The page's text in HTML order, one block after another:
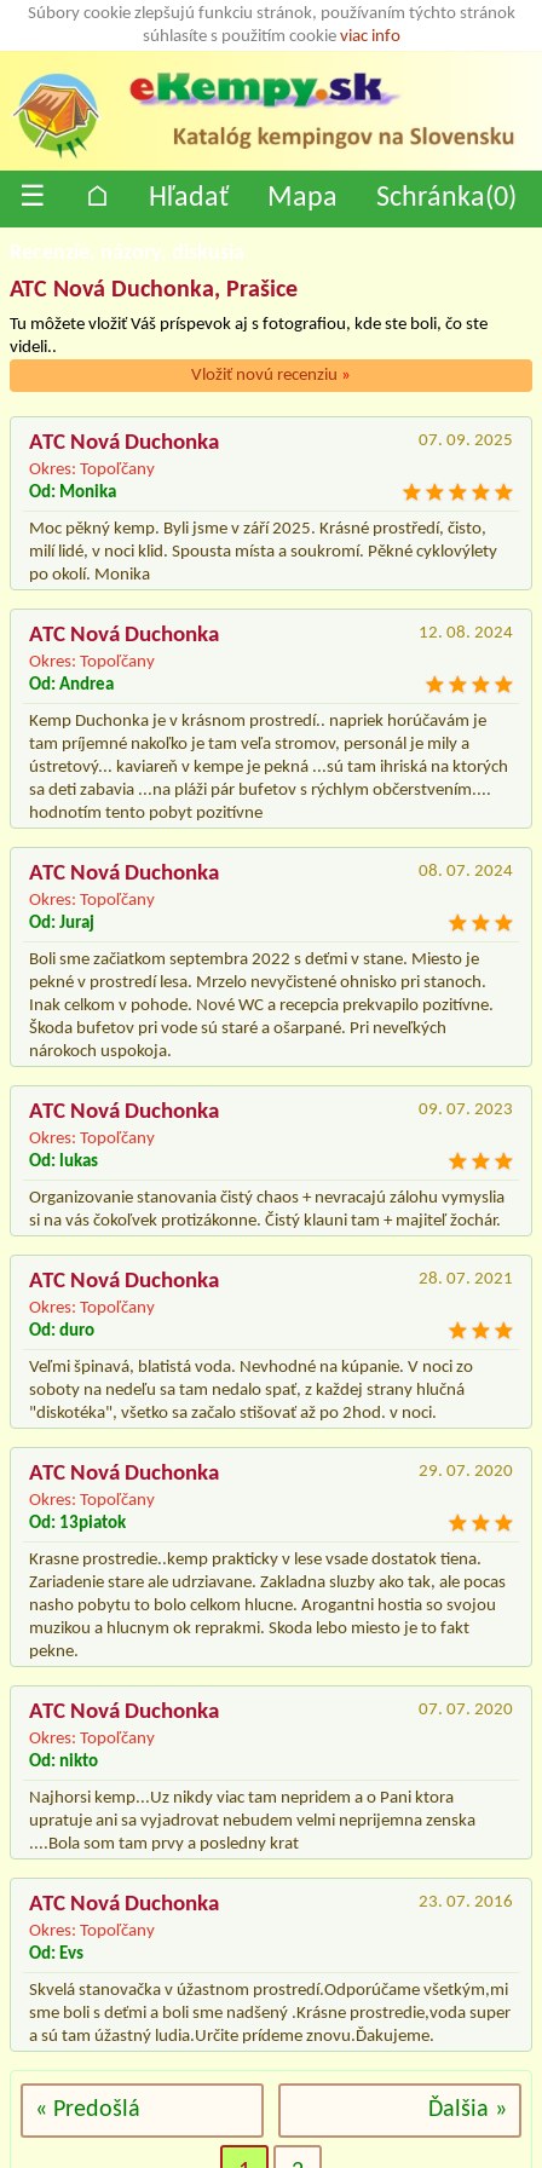
Súbory cookie zlepšujú funkciu stránok, používaním týchto stránok
súhlasíte s použitím cookie viac info
☰ ⌂ Hľadať Mapa Schránka(0)
Recenzíe, názory, diskusia
ATC Nová Duchonka, Prašice
Tu môžete vložiť Váš príspevok aj s fotografiou, kde ste boli, čo ste
videli..
Vložiť novú recenziu »
ATC Nová Duchonka
Okres: Topoľčany
07. 09. 2025
Od: Monika
Moc pěkný kemp. Byli jsme v září 2025. Krásné prostředí, čisto,
milí lidé, v noci klid. Spousta místa a soukromí. Pěkné cyklovýlety
po okolí. Monika
ATC Nová Duchonka
Okres: Topoľčany
12. 08. 2024
Od: Andrea
Kemp Duchonka je v krásnom prostredí.. napriek horúčavám je
tam príjemné nakoľko je tam veľa stromov, personál je mily a
ústretový... kaviareň v kempe je pekná ...sú tam ihriská na ktorých
sa deti zabavia ...na pláži pár bufetov s rýchlym občerstvením....
hodnotím tento pobyt pozitívne
ATC Nová Duchonka
Okres: Topoľčany
08. 07. 2024
Od: Juraj
Boli sme začiatkom septembra 2022 s deťmi v stane. Miesto je
pekné v prostredí lesa. Mrzelo nevyčistené ohnisko pri stanoch.
Inak celkom v pohode. Nové WC a recepcia prekvapilo pozitívne.
Škoda bufetov pri vode sú staré a ošarpané. Pri neveľkých
nárokoch uspokoja.
ATC Nová Duchonka
Okres: Topoľčany
09. 07. 2023
Od: lukas
Organizovanie stanovania čistý chaos + nevracajú zálohu vymyslia
si na vás čokoľvek protizákonne. Čistý klauni tam + majiteľ žochár.
ATC Nová Duchonka
Okres: Topoľčany
28. 07. 2021
Od: duro
Veľmi špinavá, blatistá voda. Nevhodné na kúpanie. V noci zo
soboty na nedeľu sa tam nedalo spať, z každej strany hlučná
"diskotéka", všetko sa začalo stišovať až po 2hod. v noci.
ATC Nová Duchonka
Okres: Topoľčany
29. 07. 2020
Od: 13piatok
Krasne prostredie..kemp prakticky v lese vsade dostatok tiena.
Zariadenie stare ale udrziavane. Zakladna sluzby ako tak, ale pocas
nasho pobytu to bolo celkom hlucne. Arogantni hostia so svojou
muzikou a hlucnym ok reprakmi. Skoda lebo miesto je to fakt
pekne.
ATC Nová Duchonka
Okres: Topoľčany
07. 07. 2020
Od: nikto
Najhorsi kemp...Uz nikdy viac tam nepridem a o Pani ktora
upratuje ani sa vyjadrovat nebudem velmi neprijemna zenska
....Bola som tam prvy a posledny krat
ATC Nová Duchonka
Okres: Topoľčany
23. 07. 2016
Od: Evs
Skvelá stanovačka v úžastnom prostredí.Odporúčame všetkým,mi
sme boli s deťmi a boli sme nadšený .Krásne prostredie,voda super
a sú tam úžastný ludia.Určite prídeme znovu.Ďakujeme.
« Predošlá Ďalšia »